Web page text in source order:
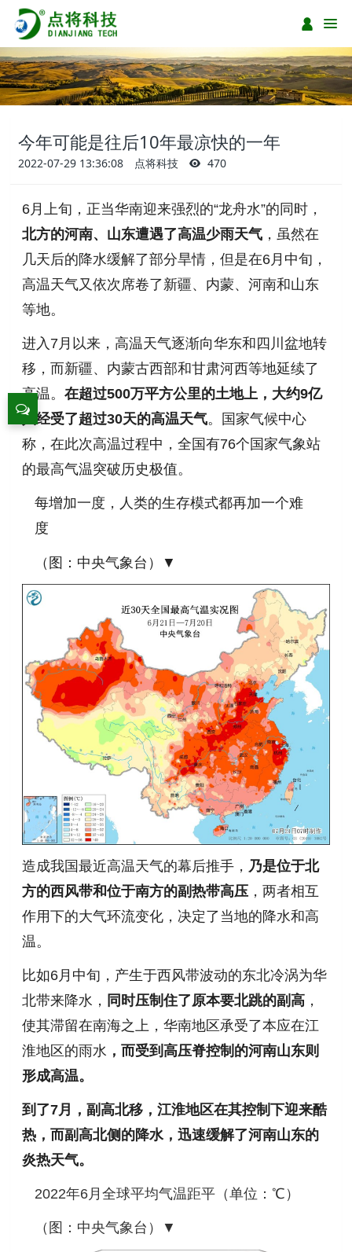
今年可能是往后10年最凉快的一年
2022-07-29 13:36:08 点将科技 470
6月上旬，正当华南迎来强烈的“龙舟水”的同时，
北方的河南、山东遭遇了高温少雨天气 ，虽然在
几天后的降水缓解了部分旱情，但是在6月中旬，
高温天气又依次席卷了新疆、内蒙、河南和山东
等地。
进入7月以来，高温天气逐渐向华东和四川盆地转
移，而新疆、内蒙古西部和甘肃河西等地延续了
高温。在超过500万平方公里的土地上，大约9亿
人经受了超过30天的高温天气。
国家气候中心
称，在此次高温过程中，全国有76个国家气象站
的最高气温突破历史极值。
每增加一度 ，人类的生存模式都再加一个难
度
（ 图： 中央气象台）▼
造成我国最近高温天气的幕后推手， 乃是位于北
方的西风带和位于南方的副热带高压 ，两者相互
作用下的大气环流变化，决定了当地的降水和高
温。
比如6月中旬，产生于西风带波动的东北冷涡为华
北带来降水， 同时压制住了原本要北跳的副高 ，
使其滞留在南海之上，华南地区承受了本应在江
淮地区的雨水 ，而受到高压脊控制的河南山东则
形成高温。
到了7月，副高北移，江淮地区在其控制下迎来酷
热，而副高北侧的降水，迅速缓解了河南山东的
炎热天气。
2022年6月全球平均气温距平（单位：℃）
（图： 中央气象台）▼